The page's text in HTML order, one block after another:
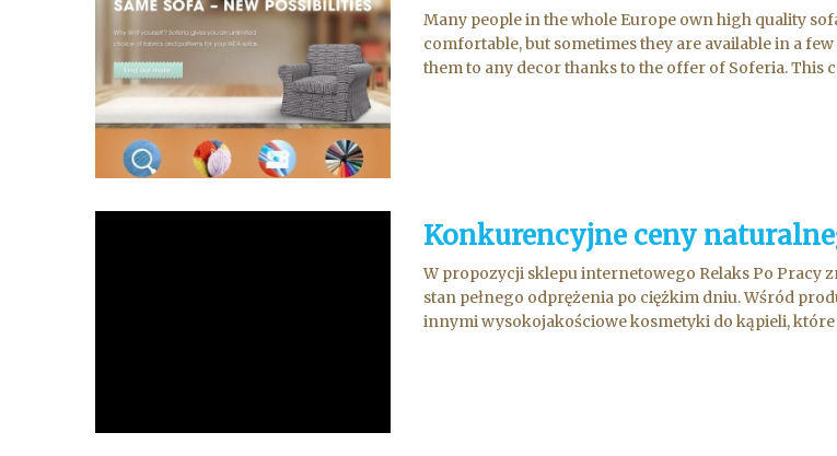
Many people in the whole Europe own high quality
comfortable, but sometimes they are available in a
them to any decor thanks to the offer of Soferia. This
Konkurencyjne ceny
W propozycji sklepu internetowego Relaks Po Pracy
stan pełnego odprężenia po ciężkim dniu. Wśród
innymi wysokojakościowe kosmetyki do kąpieli, które